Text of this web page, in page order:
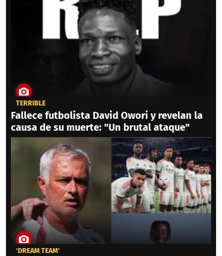
TERRIBLE
Fallece futbolista David Owori y revelan la
causa de su muerte: "Un brutal ataque"
‘DREAM TEAM'